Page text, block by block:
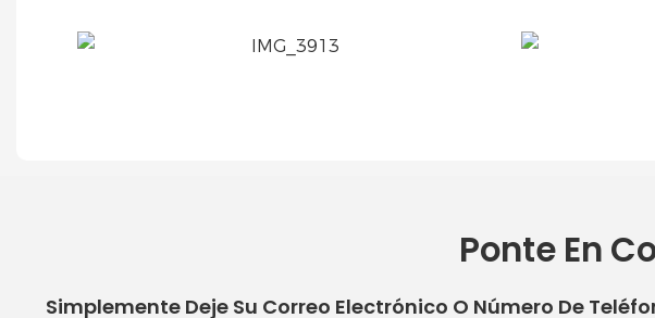
Ponte En
Simplemente Deje Su Correo Electrónico O Número De